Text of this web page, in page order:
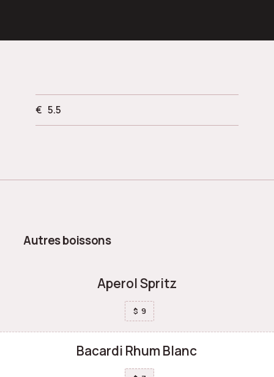
€ 5.5
Autres boissons
Aperol Spritz
$ 9
Bacardi Rhum Blanc